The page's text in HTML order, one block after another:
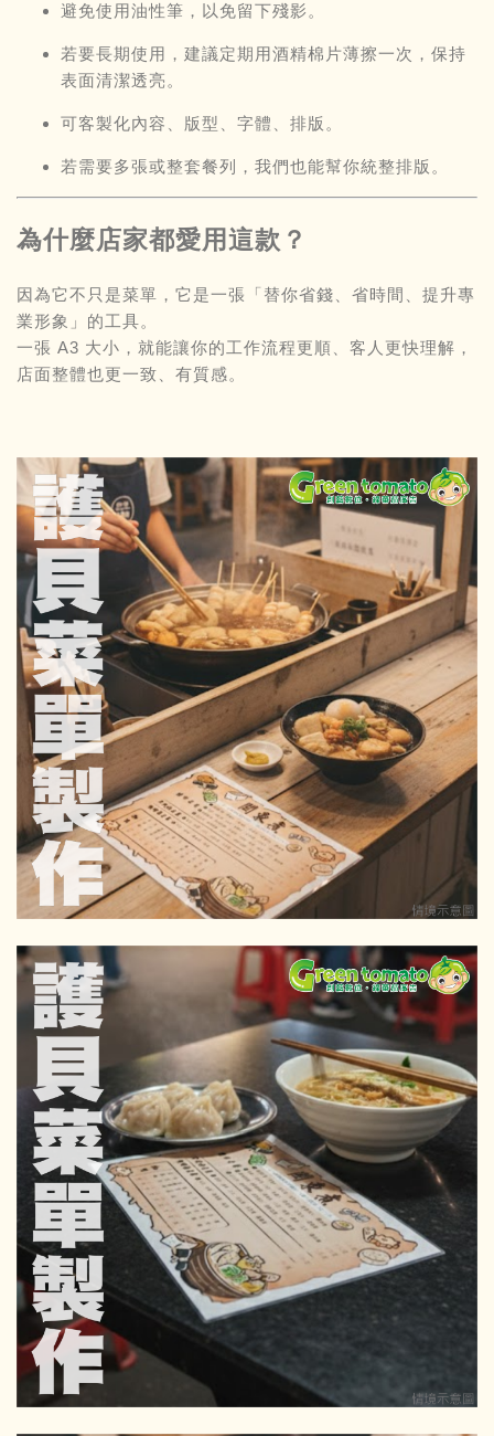
避免使用油性筆，以免留下殘影。
若要長期使用，建議定期用酒精棉片薄擦一次，保持
表面清潔透亮。
可客製化內容、版型、字體、排版。
若需要多張或整套餐列，我們也能幫你統整排版。
為什麼店家都愛用這款？
因為它不只是菜單，它是一張「替你省錢、省時間、提升專
業形象」的工具。
一張 A3 大小，就能讓你的工作流程更順、客人更快理解，
店面整體也更一致、有質感。